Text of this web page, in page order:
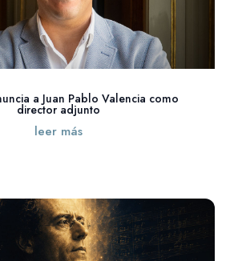
a Juan Pablo Valencia como
director adjunto
leer más